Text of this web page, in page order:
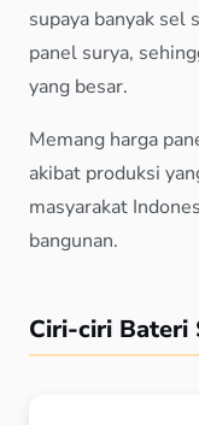
supaya banyak sel
panel surya,
yang besar.
Memang harga
akibat produksi
masyarakat
bangunan.
Ciri-ciri Bateri